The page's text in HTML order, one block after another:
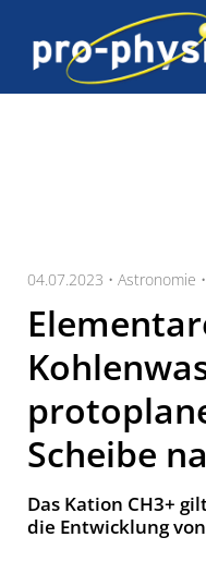
04.07.2023 • Astronomie •
Scheibe
Das Kation CH3+
die Entwicklung